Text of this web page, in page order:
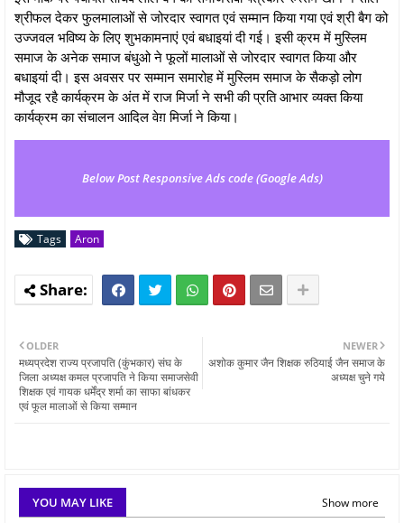
श्रीफल देकर फुलमालाओं से जोरदार स्वागत एवं सम्मान किया गया एवं श्री बैग को
उज्जवल भविष्य के लिए शुभकामनाएं एवं बधाइयां दी गई। इसी क्रम में मुस्लिम
समाज के अनेक समाज बंधुओ ने फूलों मालाओं से जोरदार स्वागत किया और
बधाइयां दी। इस अवसर पर सम्मान समारोह में मुस्लिम समाज के सैकड़ो लोग
मौजूद रहै कार्यक्रम के अंत में राज मिर्जा ने सभी की प्रति आभार व्यक्त किया
कार्यक्रम का संचालन आदिल वेग़ मिर्जा ने किया।
Below Post Responsive Ads code (Google Ads)
Tags Aron
NEWER
अशोक कुमार जैन शिक्षक रुठियाई जैन समाज के
अध्यक्ष चुने गये
OLDER
मध्यप्रदेश राज्य प्रजापति (कुंभकार) संघ के
जिला अध्यक्ष कमल प्रजापति ने किया समाजसेवी
शिक्षक एवं गायक धर्मेंद्र शर्मा का साफा बांधकर
एवं फूल मालाओं से किया सम्मान
YOU MAY LIKE Show more